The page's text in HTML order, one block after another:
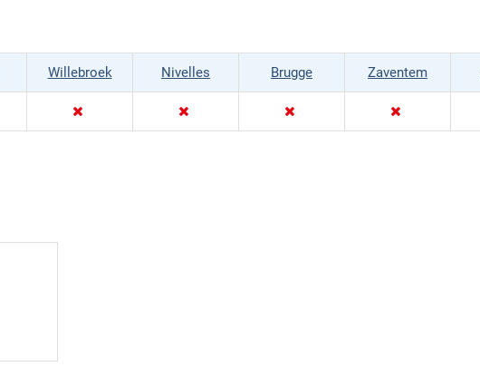
Willebroek Nivelles Brugge Zaventem